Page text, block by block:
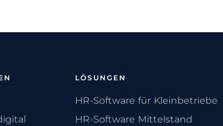
LÖSUNGEN
HR-Software für Kleinbetriebe
HR-Software Mittelstand